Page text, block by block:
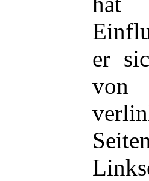
er
von